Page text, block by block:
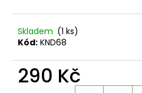
Skladem (1 ks)
Kód: KND68
290 Kč